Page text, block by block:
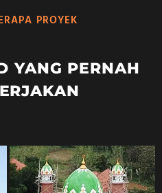
PROYEK
YANG PERNAH